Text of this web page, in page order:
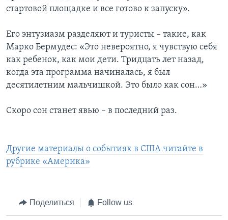
стартовой площадке и все готово к запуску».
Его энтузиазм разделяют и туристы – такие, как
Марко Бермудес: «Это невероятно, я чувствую себя
как ребенок, как мои дети. Тридцать лет назад,
когда эта программа начиналась, я был
десятилетним мальчишкой. Это было как сон…»
Скоро сон станет явью – в последний раз.
Другие материалы о событиях в США читайте в
рубрике «Америка»
Поделиться Follow us